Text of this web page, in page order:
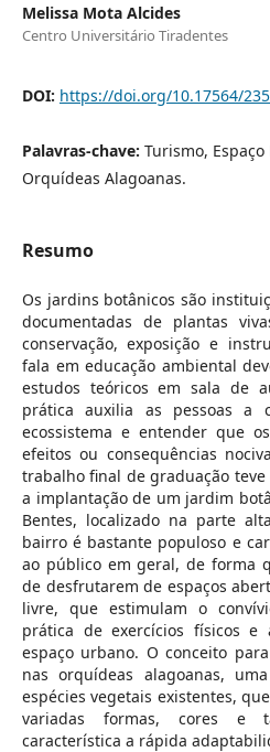
Melissa Mota Alcides
Centro Universitário Tiradentes
DOI: https://doi.org/10.17564/
Palavras-chave: Turismo,
Orquídeas Alagoanas.
Resumo
Os jardins botânicos são
documentadas de plantas
conservação, exposição e
fala em educação ambiental
estudos teóricos em sala de
prática auxilia as pessoas a
ecossistema e entender que
efeitos ou consequências
trabalho final de graduação
a implantação de um jardim
Bentes, localizado na parte
bairro é bastante populoso e
ao público em geral, de forma
de desfrutarem de espaços
livre, que estimulam o
prática de exercícios físicos e
espaço urbano. O conceito
nas orquídeas alagoanas,
espécies vegetais existentes,
variadas formas, cores e
característica a rápida